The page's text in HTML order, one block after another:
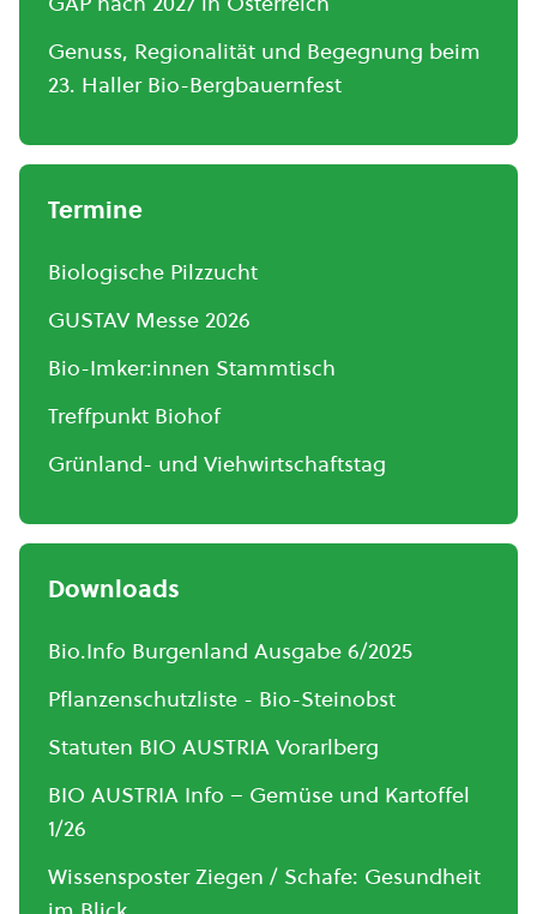
Genuss, Regionalität und Begegnung beim
23. Haller Bio-Bergbauernfest
Termine
Biologische Pilzzucht
GUSTAV Messe 2026
Bio-Imker:innen Stammtisch
Treffpunkt Biohof
Grünland- und Viehwirtschaftstag
Downloads
Bio.Info Burgenland Ausgabe 6/2025
Pflanzenschutzliste - Bio-Steinobst
Statuten BIO AUSTRIA Vorarlberg
BIO AUSTRIA Info – Gemüse und Kartoffel
1/26
Wissensposter Ziegen / Schafe: Gesundheit